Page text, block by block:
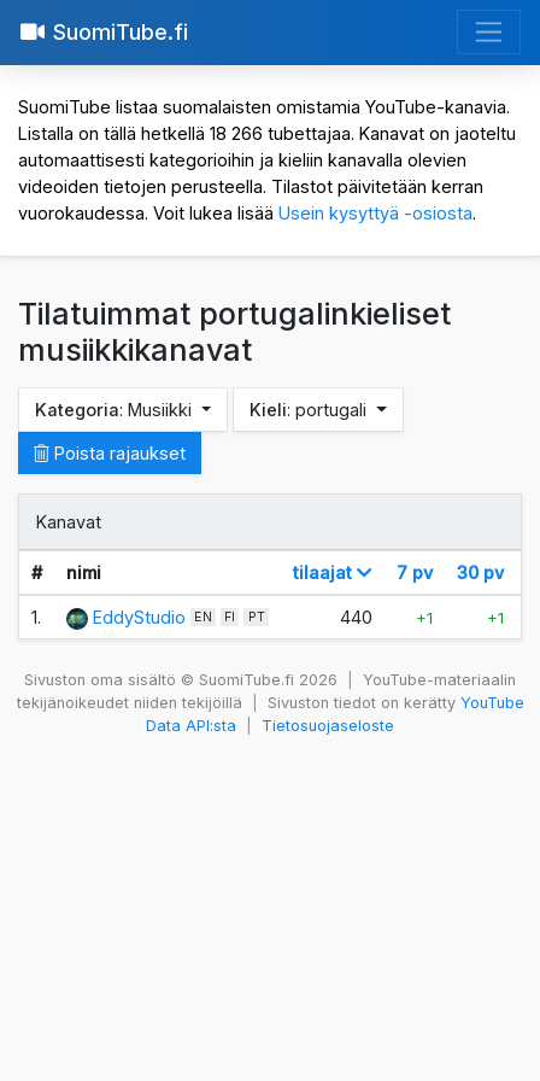
SuomiTube.fi
SuomiTube listaa suomalaisten omistamia YouTube-kanavia.
Listalla on tällä hetkellä 18 266 tubettajaa. Kanavat on jaoteltu
automaattisesti kategorioihin ja kieliin kanavalla olevien
videoiden tietojen perusteella. Tilastot päivitetään kerran
vuorokaudessa. Voit lukea lisää Usein kysyttyä -osiosta.
Tilatuimmat portugalinkieliset
musiikkikanavat
Kategoria: Musiikki Kieli: portugali
Poista rajaukset
Kanavat
# nimi tilaajat 7 pv 30 pv
1. EddyStudio EN FI PT 440 +1 +1
Sivuston oma sisältö © SuomiTube.fi 2026
YouTube-materiaalin
tekijänoikeudet niiden tekijöillä
Sivuston tiedot on kerätty YouTube
Data API:sta
Tietosuojaseloste